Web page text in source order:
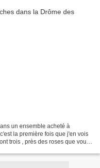
un ensemble acheté à
la première fois que j'en vois
trois , près des roses que vous